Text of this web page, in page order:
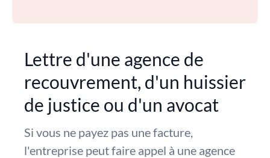
Lettre d'une agence de
recouvrement, d'un huissier
de justice ou d'un avocat
Si vous ne payez pas une facture,
l'entreprise peut faire appel à une agence